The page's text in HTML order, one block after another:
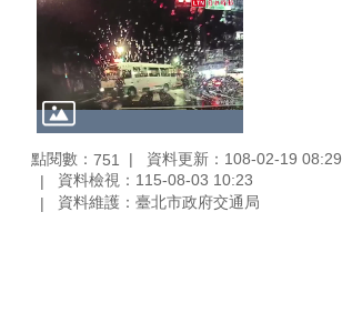
點閱數： 751
資料更新：108-02-19 08:29
資料檢視：115-08-03 10:23
資料維護：臺北市政府交通局